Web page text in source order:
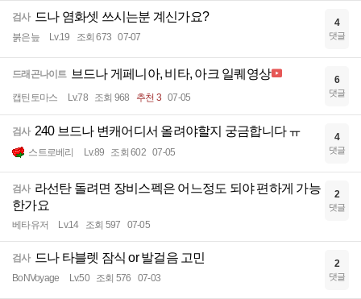
검사 드나 염화셋 쓰시는분 계신가요?
붉은늪 Lv.19 조회 673 07-07
4
댓글
드래곤나이트 브드나 게페니아, 비타, 아크 일퀘영상
캡틴토마스 Lv.78 조회 968 추천 3 07-05
6
댓글
검사 240 브드나 변캐어디서 올려야할지 궁금합니다 ㅠ
스트로베리 Lv.89 조회 602 07-05
4
댓글
검사 라선탄 돌려면 장비스펙은 어느정도 되야 편하게 가능
한가요
베타유저 Lv.14 조회 597 07-05
2
댓글
검사 드나 타블렛 잠식 or 발걸음 고민
BoNVoyage Lv.50 조회 576 07-03
2
댓글